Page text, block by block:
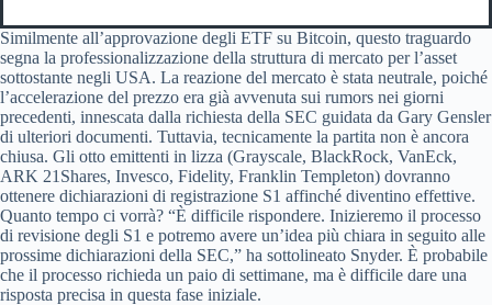
Similmente all’approvazione degli ETF su Bitcoin, questo traguardo
segna la professionalizzazione della struttura di mercato per l’asset
sottostante negli USA. La reazione del mercato è stata neutrale, poiché
l’accelerazione del prezzo era già avvenuta sui rumors nei giorni
precedenti, innescata dalla richiesta della SEC guidata da Gary Gensler
di ulteriori documenti. Tuttavia, tecnicamente la partita non è ancora
chiusa. Gli otto emittenti in lizza (Grayscale, BlackRock, VanEck,
ARK 21Shares, Invesco, Fidelity, Franklin Templeton) dovranno
ottenere dichiarazioni di registrazione S1 affinché diventino effettive.
Quanto tempo ci vorrà? “È difficile rispondere. Inizieremo il processo
di revisione degli S1 e potremo avere un’idea più chiara in seguito alle
prossime dichiarazioni della SEC,” ha sottolineato Snyder. È probabile
che il processo richieda un paio di settimane, ma è difficile dare una
risposta precisa in questa fase iniziale.